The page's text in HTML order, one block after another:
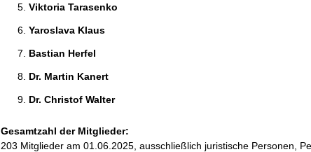
Viktoria Tarasenko
Yaroslava Klaus
Bastian Herfel
Dr. Martin Kanert
Dr. Christof Walter
Gesamtzahl der Mitglieder:
203 Mitglieder am 01.06.2025, ausschließlich juristische Personen,